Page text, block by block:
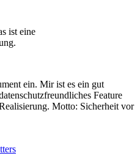
ist eine
ein. Mir ist es ein gut
Feature
Motto: Sicherheit vor